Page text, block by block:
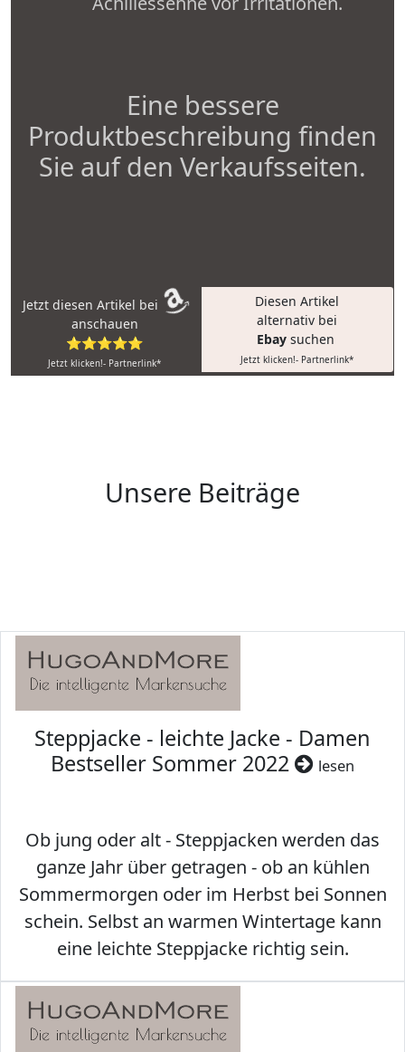
Eine bessere
Produktbeschreibung finden
Sie auf den Verkaufsseiten.
Jetzt diesen Artikel bei
anschauen
⭐⭐⭐⭐⭐
Jetzt klicken!- Partnerlink*
Diesen Artikel
alternativ bei
Ebay suchen
Jetzt klicken!- Partnerlink*
Unsere Beiträge
Steppjacke - leichte Jacke - Damen
Bestseller Sommer 2022
lesen
Ob jung oder alt - Steppjacken werden das
ganze Jahr über getragen - ob an kühlen
Sommermorgen oder im Herbst bei Sonnen
schein. Selbst an warmen Wintertage kann
eine leichte Steppjacke richtig sein.